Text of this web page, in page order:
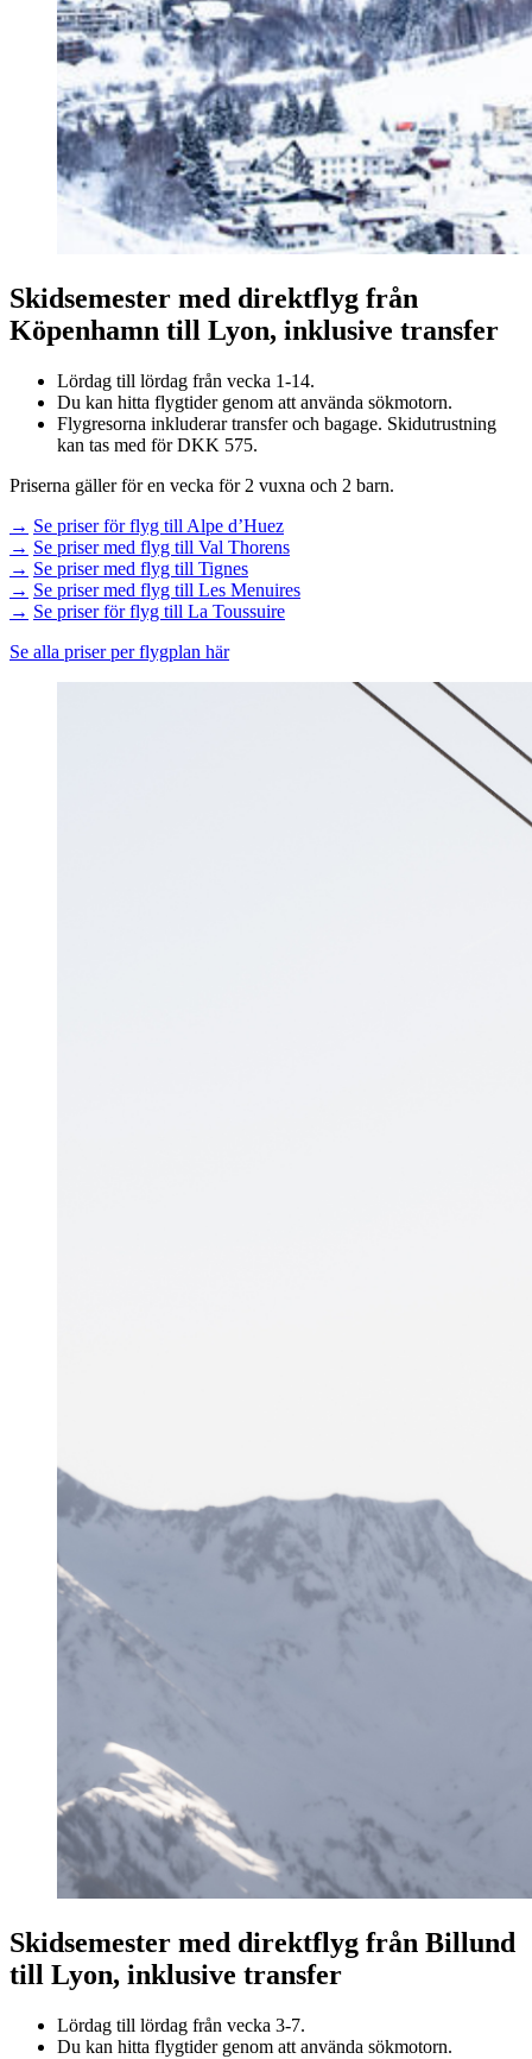
Skidsemester med direktflyg från
Köpenhamn till Lyon, inklusive transfer
Lördag till lördag från vecka 1-14.
Du kan hitta flygtider genom att använda sökmotorn.
Flygresorna inkluderar transfer och bagage. Skidutrustning
kan tas med för DKK 575.
Priserna gäller för en vecka för 2 vuxna och 2 barn.
→ Se priser för flyg till Alpe d’Huez
→ Se priser med flyg till Val Thorens
→ Se priser med flyg till Tignes
→ Se priser med flyg till Les Menuires
→ Se priser för flyg till La Toussuire
Se alla priser per flygplan här
Skidsemester med direktflyg från Billund
till Lyon, inklusive transfer
Lördag till lördag från vecka 3-7.
Du kan hitta flygtider genom att använda sökmotorn.